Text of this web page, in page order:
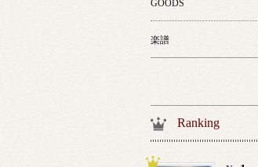
GOODS
楽譜
Ranking